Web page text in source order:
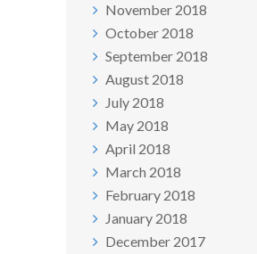
November 2018
October 2018
September 2018
August 2018
July 2018
May 2018
April 2018
March 2018
February 2018
January 2018
December 2017